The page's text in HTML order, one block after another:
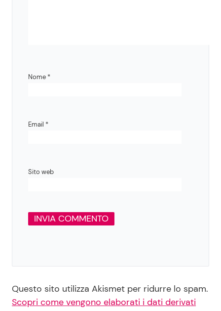
Nome *
Email *
Sito web
Questo sito utilizza Akismet per ridurre lo spam.
Scopri come vengono elaborati i dati derivati